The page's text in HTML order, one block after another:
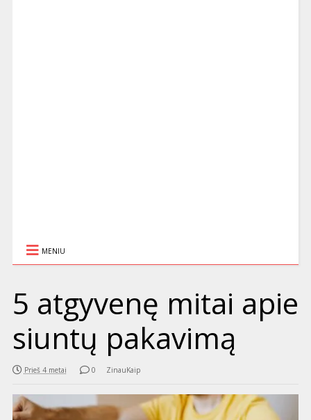
MENIU
5 atgyvenę mitai apie
siuntų pakavimą
Prieš 4 metai 0 ZinauKaip